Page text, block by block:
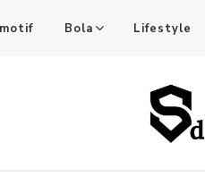
Bola Lifestyle